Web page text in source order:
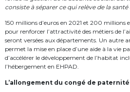
consiste à séparer ce qui relève de la
150 millions d’euros en 2021 et 200 millions
pour renforcer l’attractivité des métiers de
seront versées aux départements. Un autre
permet la mise en place d’une aide à la vie
d’accélérer le développement de l’habitat
l’hébergement en EHPAD.
L’allongement du congé de